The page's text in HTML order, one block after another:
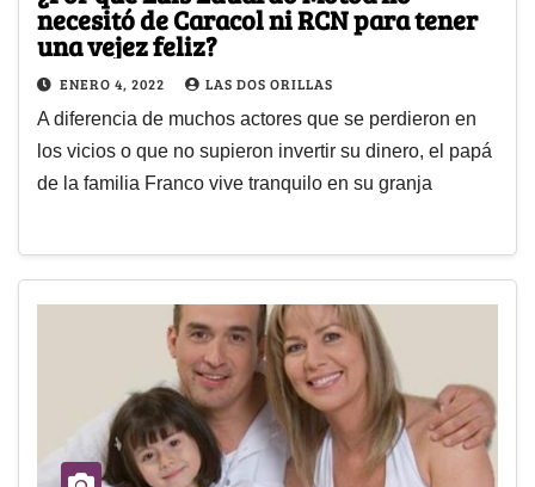
necesitó de Caracol ni RCN para tener
una vejez feliz?
ENERO 4, 2022 LAS DOS ORILLAS
A diferencia de muchos actores que se perdieron en
los vicios o que no supieron invertir su dinero, el papá
de la familia Franco vive tranquilo en su granja